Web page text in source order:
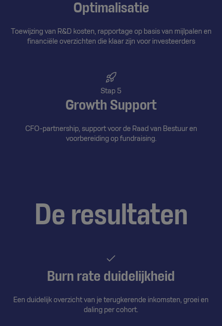
Optimalisatie
Toewijzing van R&D kosten, rapportage op basis van mijlpalen en
financiële overzichten die klaar zijn voor investeerders
Stap 5
Growth Support
CFO-partnership, support voor de Raad van Bestuur en
voorbereiding op fundraising.
De resultaten
Burn rate duidelijkheid
Een duidelijk overzicht van je terugkerende inkomsten, groei en
daling per cohort.